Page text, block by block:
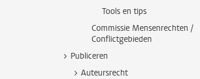
Tools en tips
Commissie Mensenrechten /
Conflictgebieden
Publiceren
Auteursrecht